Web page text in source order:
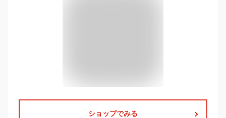
ショップでみる